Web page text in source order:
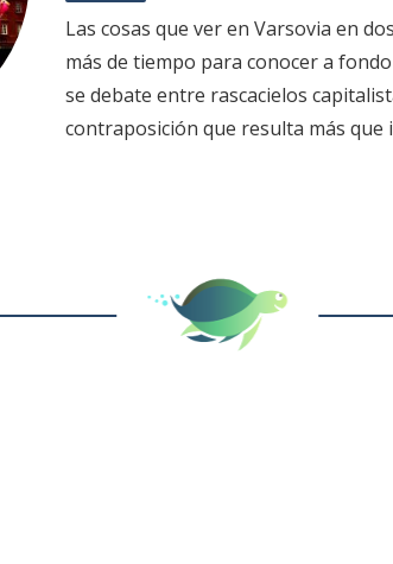
Las cosas que ver en Varsovia en
más de tiempo para conocer a
se debate entre rascacielos
contraposición que resulta más que